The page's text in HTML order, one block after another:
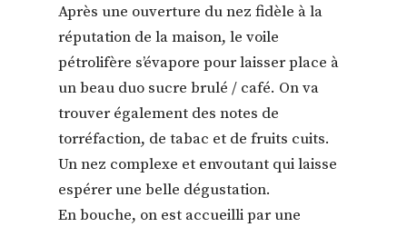
Après une ouverture du nez fidèle à la
réputation de la maison, le voile
pétrolifère s’évapore pour laisser place à
un beau duo sucre brulé / café. On va
trouver également des notes de
torréfaction, de tabac et de fruits cuits.
Un nez complexe et envoutant qui laisse
espérer une belle dégustation.
En bouche, on est accueilli par une